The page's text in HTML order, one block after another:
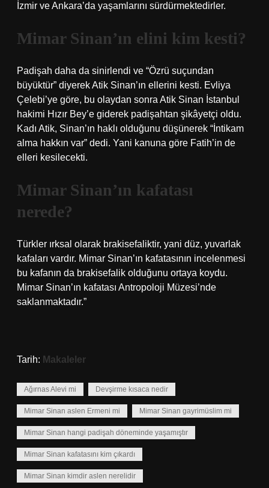
İzmir ve Ankara’da yaşamlarını sürdürmektedirler.
Mimar Sinan’ın elini kim kesti?
Padişah daha da sinirlendi ve “Özrü suçundan
büyüktür” diyerek Atik Sinan’ın ellerini kesti. Evliya
Çelebi’ye göre, bu olaydan sonra Atik Sinan İstanbul
hakimi Hızır Bey’e giderek padişahtan şikâyetçi oldu.
Kadı Atik, Sinan’ın haklı olduğunu düşünerek “İntikam
alma hakkın var” dedi. Yani kanuna göre Fatih’in de
elleri kesilecekti.
Mimar Sinan’ın kafatası
nerede?
Türkler ırksal olarak brakisefaliktir, yani düz, yuvarlak
kafaları vardır. Mimar Sinan’ın kafatasının incelenmesi
bu kafanın da brakisefalik olduğunu ortaya koydu.
Mimar Sinan’ın kafatası Antropoloji Müzesi’nde
saklanmaktadır.”
Tarih: Makaleler
Ağırnas Alevi mi Devşirme kısaca nedir
Mimar Sinan aslen Ermeni mi Mimar Sinan gayrimüslim mi
Mimar Sinan hangi padişah döneminde yaşamıştır
Mimar Sinan kafatasını kim çıkardı
Mimar Sinan kimdir aslen nerelidir